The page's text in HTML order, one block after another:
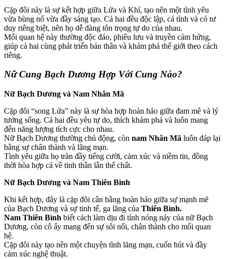
Cặp đôi này là sự kết hợp giữa Lửa và Khí, tạo nên một tình yêu
vừa bùng nổ vừa đầy sáng tạo. Cả hai đều độc lập, cá tính và có tư
duy riêng biệt, nên họ dễ dàng tôn trọng tự do của nhau.
Mối quan hệ này thường độc đáo, phiêu lưu và truyền cảm hứng,
giúp cả hai cùng phát triển bản thân và khám phá thế giới theo cách
riêng.
Nữ Cung Bạch Dương Hợp Với Cung Nào?
Nữ Bạch Dương và Nam Nhân Mã
Cặp đôi “song Lửa” này là sự hòa hợp hoàn hảo giữa đam mê và lý
tưởng sống. Cả hai đều yêu tự do, thích khám phá và luôn mang
đến năng lượng tích cực cho nhau.
Nữ Bạch Dương thường chủ động, còn nam Nhân Mã luôn đáp lại
bằng sự chân thành và lãng mạn.
Tình yêu giữa họ tràn đầy tiếng cười, cảm xúc và niềm tin, đồng
thời hòa hợp cả về tinh thần lẫn thể chất.
Nữ Bạch Dương và Nam Thiên Bình
Khi kết hợp, đây là cặp đôi cân bằng hoàn hảo giữa sự mạnh mẽ
của Bạch Dương và sự tinh tế, ga lăng của Thiên Bình.
Nam Thiên Bình biết cách làm dịu đi tính nóng nảy của nữ Bạch
Dương, còn cô ấy mang đến sự sôi nổi, chân thành cho mối quan
hệ.
Cặp đôi này tạo nên một chuyện tình lãng mạn, cuốn hút và đầy
cảm xúc nghệ thuật.